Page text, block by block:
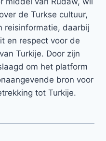
de Turkse cultuur,
reisinformatie, daarbij
en respect voor de
Turkije. Door zijn
om het platform
bron voor
tot Turkije.